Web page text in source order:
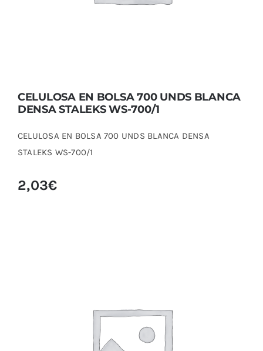
CELULOSA EN BOLSA 700 UNDS BLANCA
DENSA STALEKS WS-700/1
CELULOSA EN BOLSA 700 UNDS BLANCA DENSA
STALEKS WS-700/1
2,03€
CELULOSA ROSA EN BOLSA STALEKS 700